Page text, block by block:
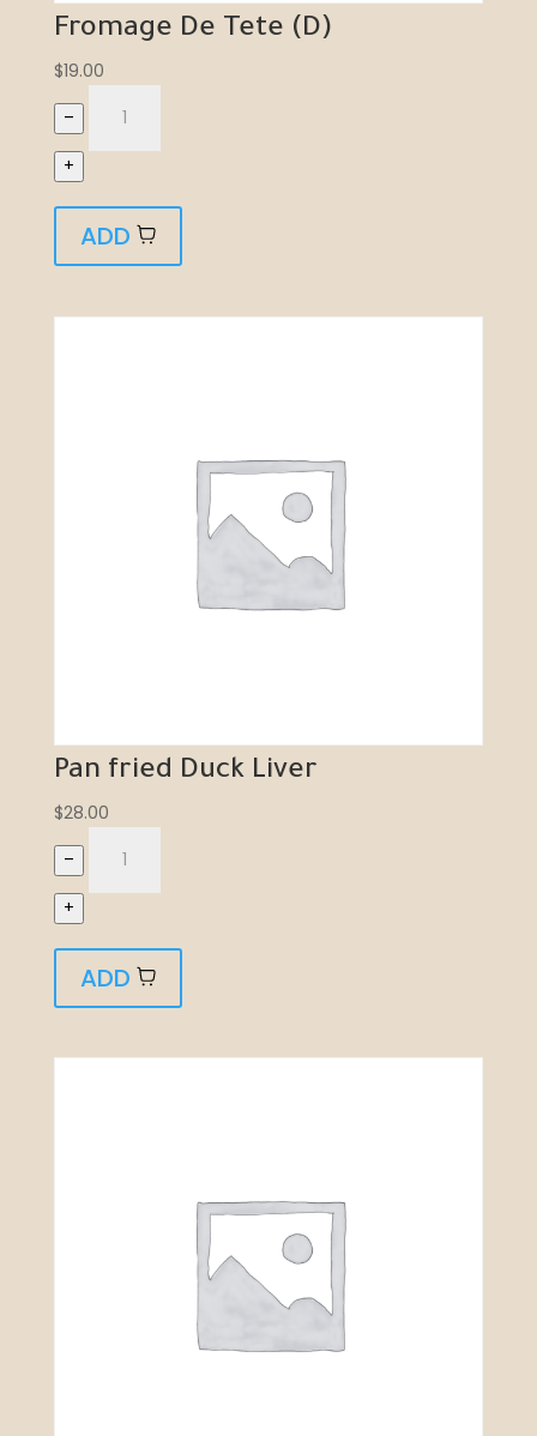
Fromage De Tete (D)
$19.00
–
+
ADD
Pan fried Duck Liver
$28.00
–
+
ADD